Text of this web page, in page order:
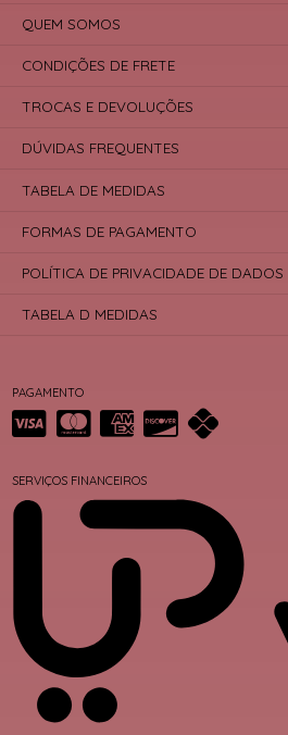
PAGAMENTO
SERVIÇOS FINANCEIROS
QUEM SOMOS
CONDIÇÕES DE FRETE
TROCAS E DEVOLUÇÕES
DÚVIDAS FREQUENTES
TABELA DE MEDIDAS
FORMAS DE PAGAMENTO
POLÍTICA DE PRIVACIDADE DE DADOS
TABELA D MEDIDAS